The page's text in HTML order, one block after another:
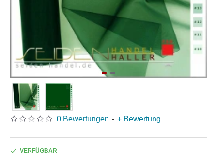
0 Bewertungen - + Bewertung
VERFÜGBAR